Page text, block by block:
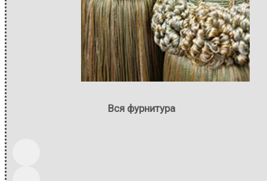
Вся фурнитура